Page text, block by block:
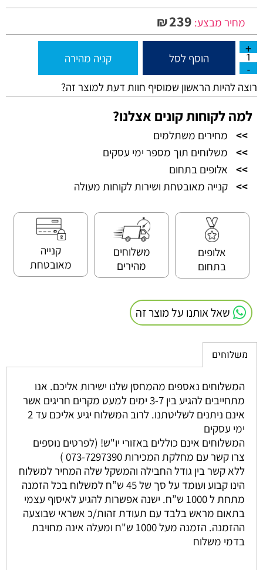
מחיר מבצע: ₪239
הוסף לסל קניה מהירה
רוצה להיות הראשון שמוסיף חוות דעת למוצר זה?
למה לקוחות קונים אצלנו?
>>
מחירים משתלמים
>>
משלוחים תוך מספר ימי עסקים
>>
אלופים בתחום
>> קנייה מאובטחת ושירות לקוחות מעולה
אלופים
בתחום
משלוחים
מהירים
קנייה
מאובטחת
שאל אותנו על מוצר זה
משלוחים
המשלוחים נאספים מהמחסן שלנו ישירות אליכם. אנו
מתחייבים להגיע בין 3-7 ימים למעט מקרים חריגים אשר
אינם ניתנים לשליטתנו. לרוב המשלוח יגיע אליכם עד 2
ימי עסקים
המשלוחים אינם כוללים באזורי יו"ש! (לפרטים נוספים
צרו קשר עם מחלקת המכירות 073-7297390 )
ללא קשר בין גודל החבילה והמשקל שלה המחיר למשלוח
הינו קבוע ועומד על סך של 45 ש”ח למשלוח בכל הזמנה
מתחת ל 1000 ש”ח. ישנה אפשרות להגיע לאיסוף עצמי
בתאום מראש בלבד עם תעודת זהות/כ אשראי שבוצעה
ההזמנה. הזמנה מעל 1000 ש"ח ומעלה אינה מחויבת
בדמי משלוח